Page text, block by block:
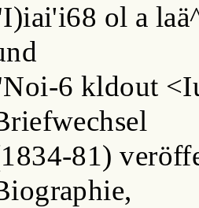
ol a
6 kldout
81)